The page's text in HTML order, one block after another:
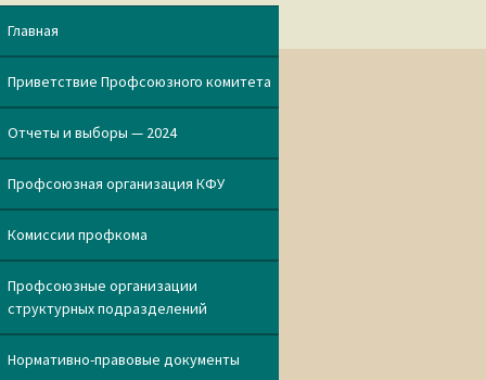
по
записям
Главная
Приветствие Профсоюзного комитета
Отчеты и выборы — 2024
Профсоюзная организация КФУ
Комиссии профкома
Профсоюзные организации
структурных подразделений
Нормативно-правовые документы